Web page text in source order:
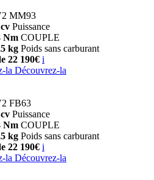
MM93
Puissance
Nm COUPLE
kg Poids sans carburant
22 190€ i
la Découvrez-la
FB63
Puissance
Nm COUPLE
kg Poids sans carburant
22 190€ i
la Découvrez-la